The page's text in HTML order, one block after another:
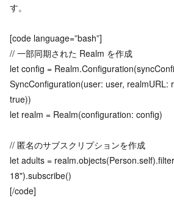
す。
[code language=”bash”]
// 一部同期された Realm を作成
let config =
SyncConfiguration(user: user, realmURL:
true))
let realm = Realm(configuration: config)
// 匿名のサブスクリプションを作成
let adults =
18").subscribe()
[/code]